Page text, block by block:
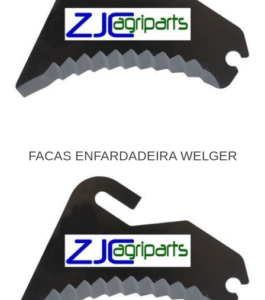
FACAS ENFARDADEIRA WELGER